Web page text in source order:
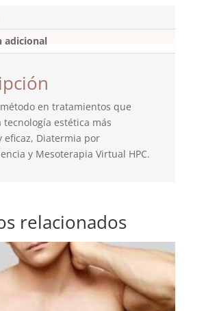
adicional
en tratamientos que
tecnología estética más
eficaz, Diatermia por
y Mesoterapia Virtual HPC.
relacionados